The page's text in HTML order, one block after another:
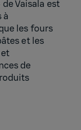
Vaisala est
à
les fours
et les
de